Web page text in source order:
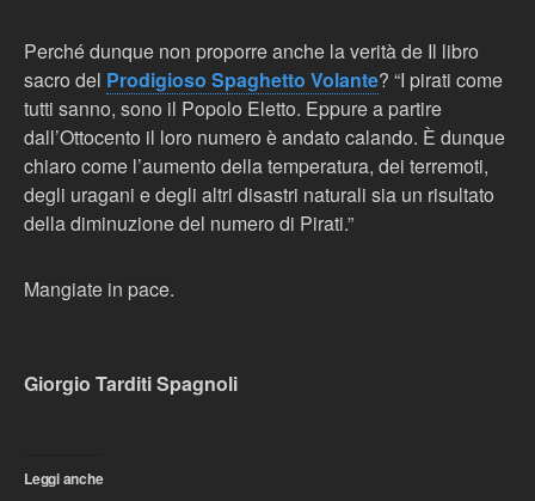
Perché dunque non proporre anche la verità de Il libro
sacro del Prodigioso Spaghetto Volante? “I pirati come
tutti sanno, sono il Popolo Eletto. Eppure a partire
dall’Ottocento il loro numero è andato calando. È dunque
chiaro come l’aumento della temperatura, dei terremoti,
degli uragani e degli altri disastri naturali sia un risultato
della diminuzione del numero di Pirati.”
Mangiate in pace.
Giorgio Tarditi Spagnoli
Leggi anche